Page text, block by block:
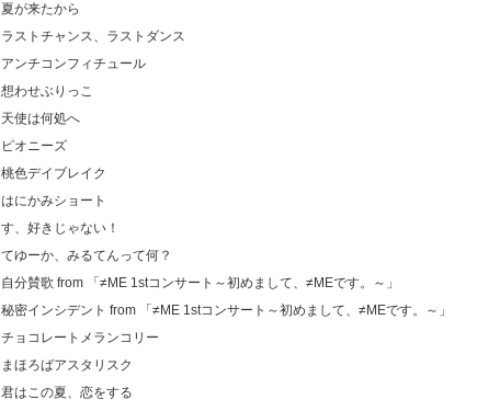
夏が来たから
ラストチャンス、ラストダンス
アンチコンフィチュール
想わせぶりっこ
天使は何処へ
ピオニーズ
桃色デイブレイク
はにかみショート
す、好きじゃない！
てゆーか、みるてんって何？
自分賛歌 from 「≠ME 1stコンサート～初めまして、≠MEです。～」
秘密インシデント from 「≠ME 1stコンサート～初めまして、≠MEです。～」
チョコレートメランコリー
まほろばアスタリスク
君はこの夏、恋をする